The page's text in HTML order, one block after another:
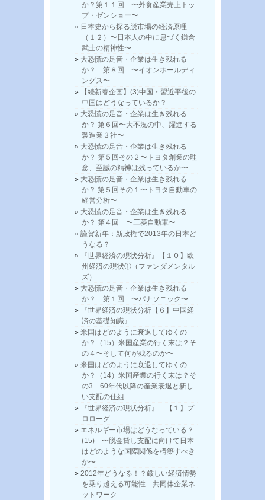
か？第１１回 〜外食産業売上トッ
プ・ゼンショー〜
日本史から探る脱市場の経済原理
（１２）〜日本人の中に息づく鎌倉
武士の精神性〜
大恐慌の足音・企業は生き残れる
か？ 第８回 〜イオンホールディ
ングス〜
【続新春企画】(3)中国・習近平後の
中国はどうなっているか？
大恐慌の足音・企業は生き残れる
か？ 第６回〜大不況の中、躍進する
製造業３社〜
大恐慌の足音・企業は生き残れる
か？ 第５回その２〜トヨタ創業の理
念、至誠の精神は残っているか〜
大恐慌の足音・企業は生き残れる
か？ 第５回その１〜トヨタ自動車の
経営分析〜
大恐慌の足音・企業は生き残れる
か？ 第４回 〜三菱自動車〜
謹賀新年：新政権で2013年の日本ど
うなる？
『世界経済の現状分析』【１０】欧
州経済の現状①（ファンダメンタル
ズ）
大恐慌の足音・企業は生き残れる
か？ 第１回 〜パナソニック〜
『世界経済の現状分析【６】中国経
済の基礎知識』
米国はどのように衰退してゆくの
か？（15）米国産業の行く末は？そ
の４〜そして何が残るのか〜
米国はどのように衰退してゆくの
か？（14）米国産業の行く末は？そ
の3 60年代以降の産業衰退と新し
い支配の仕組
『世界経済の現状分析』 【１】プ
ロローグ
エネルギー市場はどうなっている？
(15) 〜脱金貸し支配に向けて日本
はどのような国際関係を構築すべき
か〜
2012年どうなる！？厳しい経済情勢
を乗り越える可能性 共同体企業ネ
ットワーク